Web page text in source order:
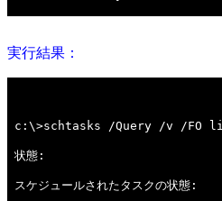
実行結果：